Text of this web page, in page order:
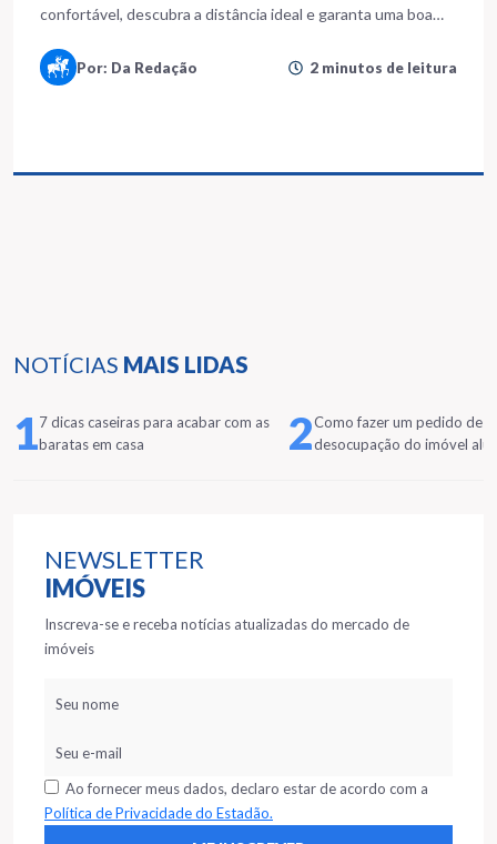
NOTÍCIAS MAIS LIDAS
17 dicas caseiras para acabar com as
baratas em casa
2Como fazer um pedido de
desocupação do imóvel
NEWSLETTER
IMÓVEIS
Inscreva-se e receba notícias atualizadas do mercado de
imóveis
Ao fornecer meus dados, declaro estar de acordo com a
Política de Privacidade do Estadão.
confortável, descubra a distância ideal e garanta uma boa
Por: Da Redação 2 minutos de leitura